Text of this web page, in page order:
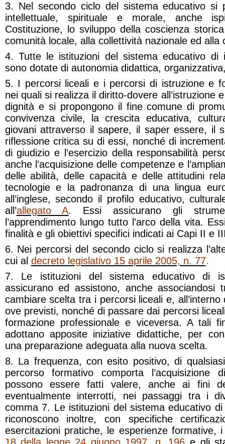
3. Nel secondo ciclo del sistema educativo si
intellettuale, spirituale e morale, anche
Costituzione, lo sviluppo della coscienza
comunità locale, alla collettività nazionale ed alla
4. Tutte le istituzioni del sistema educativo di
sono dotate di autonomia didattica,
5. I percorsi liceali e i percorsi di istruzione e
nei quali si realizza il diritto-dovere all’istruzione
dignità e si propongono il fine comune di
convivenza civile, la crescita educativa,
giovani attraverso il sapere, il saper essere, il
riflessione critica su di essi, nonché di
di giudizio e l’esercizio della responsabilità
anche l’acquisizione delle competenze e
delle abilità, delle capacità e delle attitudini
tecnologie e la padronanza di una lingua
all’inglese, secondo il profilo educativo,
all’allegato A. Essi assicurano gli
l’apprendimento lungo tutto l’arco della vita.
finalità e gli obiettivi specifici indicati ai Capi II e
6. Nei percorsi del secondo ciclo si realizza
cui al decreto legislativo 15 aprile 2005, n. 77.
7. Le istituzioni del sistema educativo di
assicurano ed assistono, anche associandosi
cambiare scelta tra i percorsi liceali e,
ove previsti, nonché di passare dai percorsi
formazione professionale e viceversa. A tali
adottano apposite iniziative didattiche, per
una preparazione adeguata alla nuova scelta.
8. La frequenza, con esito positivo, di
percorso formativo comporta l’acquisizione
possono essere fatti valere, anche ai fini
eventualmente interrotti, nei passaggi tra i
comma 7. Le istituzioni del sistema educativo
riconoscono inoltre, con specifiche
esercitazioni pratiche, le esperienze formative, i